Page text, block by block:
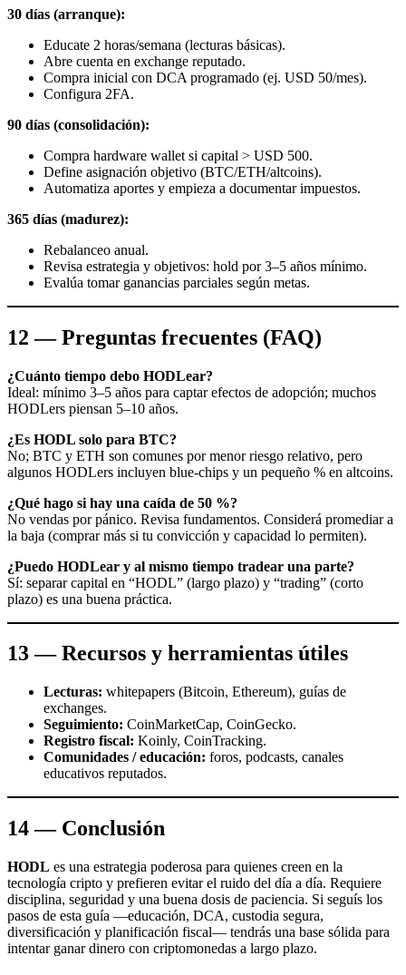
30 días (arranque):
Educate 2 horas/semana (lecturas básicas).
Abre cuenta en exchange reputado.
Compra inicial con DCA programado (ej. USD 50/mes).
Configura 2FA.
90 días (consolidación):
Compra hardware wallet si capital > USD 500.
Define asignación objetivo (BTC/ETH/altcoins).
Automatiza aportes y empieza a documentar impuestos.
365 días (madurez):
Rebalanceo anual.
Revisa estrategia y objetivos: hold por 3–5 años mínimo.
Evalúa tomar ganancias parciales según metas.
12 — Preguntas frecuentes (FAQ)
¿Cuánto tiempo debo HODLear?
Ideal: mínimo 3–5 años para captar efectos de adopción; muchos
HODLers piensan 5–10 años.
¿Es HODL solo para BTC?
No; BTC y ETH son comunes por menor riesgo relativo, pero
algunos HODLers incluyen blue-chips y un pequeño % en altcoins.
¿Qué hago si hay una caída de 50 %?
No vendas por pánico. Revisa fundamentos. Considerá promediar a
la baja (comprar más si tu convicción y capacidad lo permiten).
¿Puedo HODLear y al mismo tiempo tradear una parte?
Sí: separar capital en “HODL” (largo plazo) y “trading” (corto
plazo) es una buena práctica.
13 — Recursos y herramientas útiles
Lecturas: whitepapers (Bitcoin, Ethereum), guías de
exchanges.
Seguimiento: CoinMarketCap, CoinGecko.
Registro fiscal: Koinly, CoinTracking.
Comunidades / educación: foros, podcasts, canales
educativos reputados.
14 — Conclusión
HODL es una estrategia poderosa para quienes creen en la
tecnología cripto y prefieren evitar el ruido del día a día. Requiere
disciplina, seguridad y una buena dosis de paciencia. Si seguís los
pasos de esta guía —educación, DCA, custodia segura,
diversificación y planificación fiscal— tendrás una base sólida para
intentar ganar dinero con criptomonedas a largo plazo.